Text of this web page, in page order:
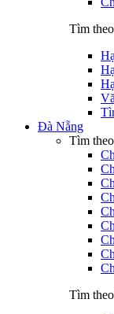
Tìm
Đà Nẵng
Tìm
Tìm